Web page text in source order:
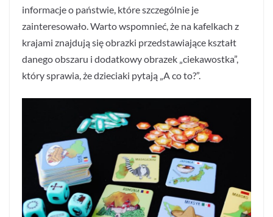
informacje o państwie, które szczególnie je
zainteresowało. Warto wspomnieć, że na kafelkach z
krajami znajdują się obrazki przedstawiające kształt
danego obszaru i dodatkowy obrazek „ciekawostka”,
który sprawia, że dzieciaki pytają „A co to?”.